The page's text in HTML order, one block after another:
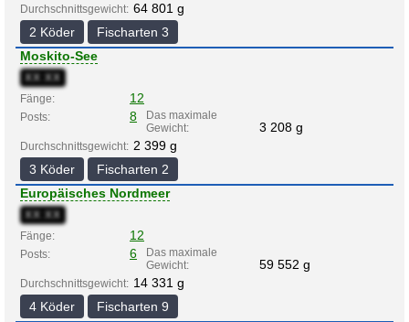
Durchschnittsgewicht: 64 801 g
2 Köder
Fischarten 3
Moskito-See
XX:XX
Fänge:
12
Posts: 8
Das maximale
Gewicht:
3 208 g
Durchschnittsgewicht: 2 399 g
3 Köder
Fischarten 2
Europäisches Nordmeer
XX:XX
Fänge:
12
Posts: 6
Das maximale
Gewicht:
59 552 g
Durchschnittsgewicht: 14 331 g
4 Köder
Fischarten 9